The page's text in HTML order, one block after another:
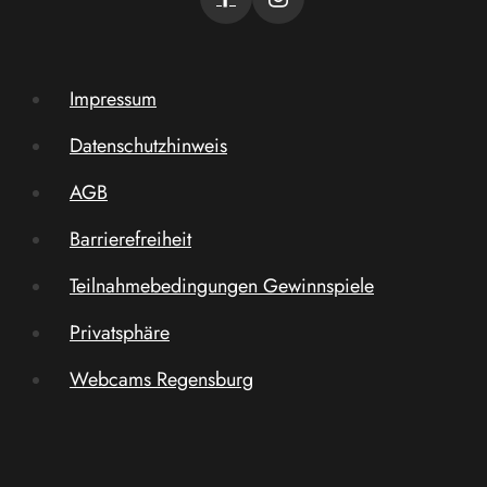
Impressum
Datenschutzhinweis
AGB
Barrierefreiheit
Teilnahmebedingungen Gewinnspiele
Privatsphäre
Webcams Regensburg